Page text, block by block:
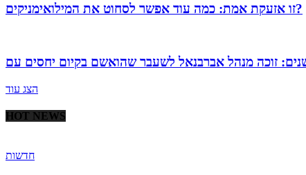
זו אזעקת אמת: כמה עוד אפשר לסחוט את המילואימניקים?
הצג עוד
HOT NEWS
חדשות